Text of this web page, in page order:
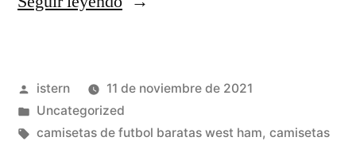
Enemigos
Políticos
Publicado
por
istern
11 de noviembre de 2021
Publicado
en
Uncategorized
Etiquetas:
camisetas de futbol baratas west ham, camisetas